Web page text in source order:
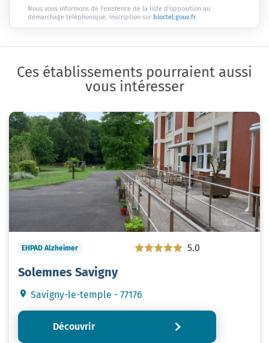
Nous vous informons de l'existence de la liste d'opposition au
démarchage téléphonique. Inscription sur bloctel.gouv.fr
Ces établissements pourraient aussi
vous intéresser
EHPAD Alzheimer 5.0
Solemnes Savigny
Savigny-le-temple - 77176
Découvrir